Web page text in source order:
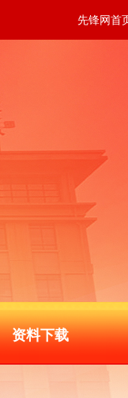
先锋网首
资料下载